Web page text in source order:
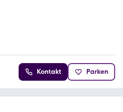
Kontakt Parken